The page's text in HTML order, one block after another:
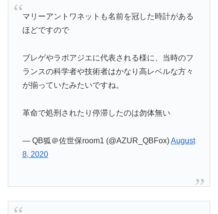
マリーアントワネットも名前を冠した時計がある
ほどですので
ブレゲやラボアジエに代表される様に、当時のフ
ランスの科学者や技術者はかなり高レベルな方々
が揃っていたみたいですね。
革命で処刑されたり停滞したのは勿体無い
— QB狐＠佐世保room1 (@AZUR_QBFox)August
8, 2020